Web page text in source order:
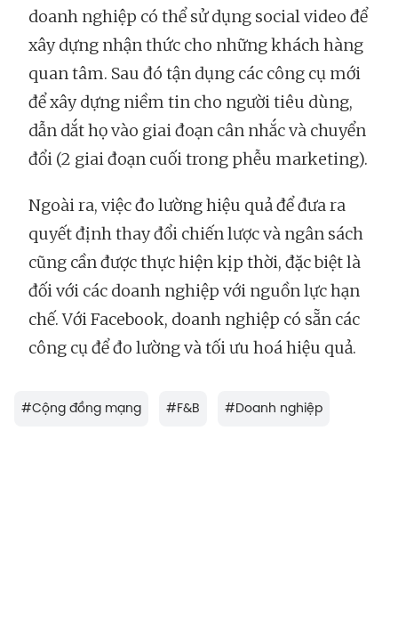
doanh nghiệp có thể sử dụng social video để
xây dựng nhận thức cho những khách hàng
quan tâm. Sau đó tận dụng các công cụ mới
để xây dựng niềm tin cho người tiêu dùng,
dẫn dắt họ vào giai đoạn cân nhắc và chuyển
đổi (2 giai đoạn cuối trong phễu marketing).
Ngoài ra, việc đo lường hiệu quả để đưa ra
quyết định thay đổi chiến lược và ngân sách
cũng cần được thực hiện kịp thời, đặc biệt là
đối với các doanh nghiệp với nguồn lực hạn
chế. Với Facebook, doanh nghiệp có sẵn các
công cụ để đo lường và tối ưu hoá hiệu quả.
#Cộng đồng mạng #F&B #Doanh nghiệp